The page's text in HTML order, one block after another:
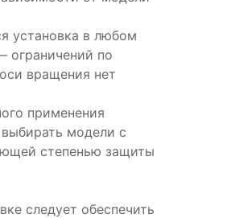
установка в любом
ограничений по
вращения нет
применения
модели с
степенью защиты
следует обеспечить